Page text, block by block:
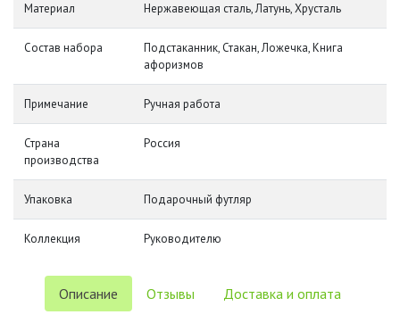
Материал Нержавеющая сталь, Латунь, Хрусталь
Состав набора
Подстаканник, Стакан, Ложечка, Книга
афоризмов
Примечание Ручная работа
Страна
производства
Россия
Упаковка Подарочный футляр
Коллекция Руководителю
Описание Отзывы Доставка и оплата